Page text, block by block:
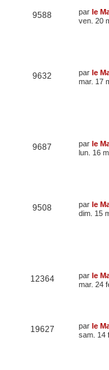
9588 par le
ven. 20
9632 par le
mar. 17
9687 par le
lun. 16
9508 par le
dim. 15
12364 par le
mar. 24
19627 par le
sam. 14